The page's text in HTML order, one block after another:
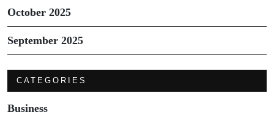
October 2025
September 2025
CATEGORIES
Business